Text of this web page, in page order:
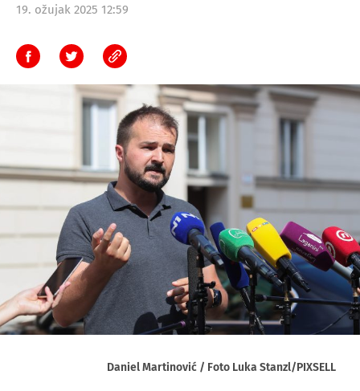
19. ožujak 2025 12:59
Daniel Martinović / Foto Luka Stanzl/PIXSELL